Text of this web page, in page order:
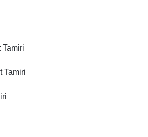
Tamiri